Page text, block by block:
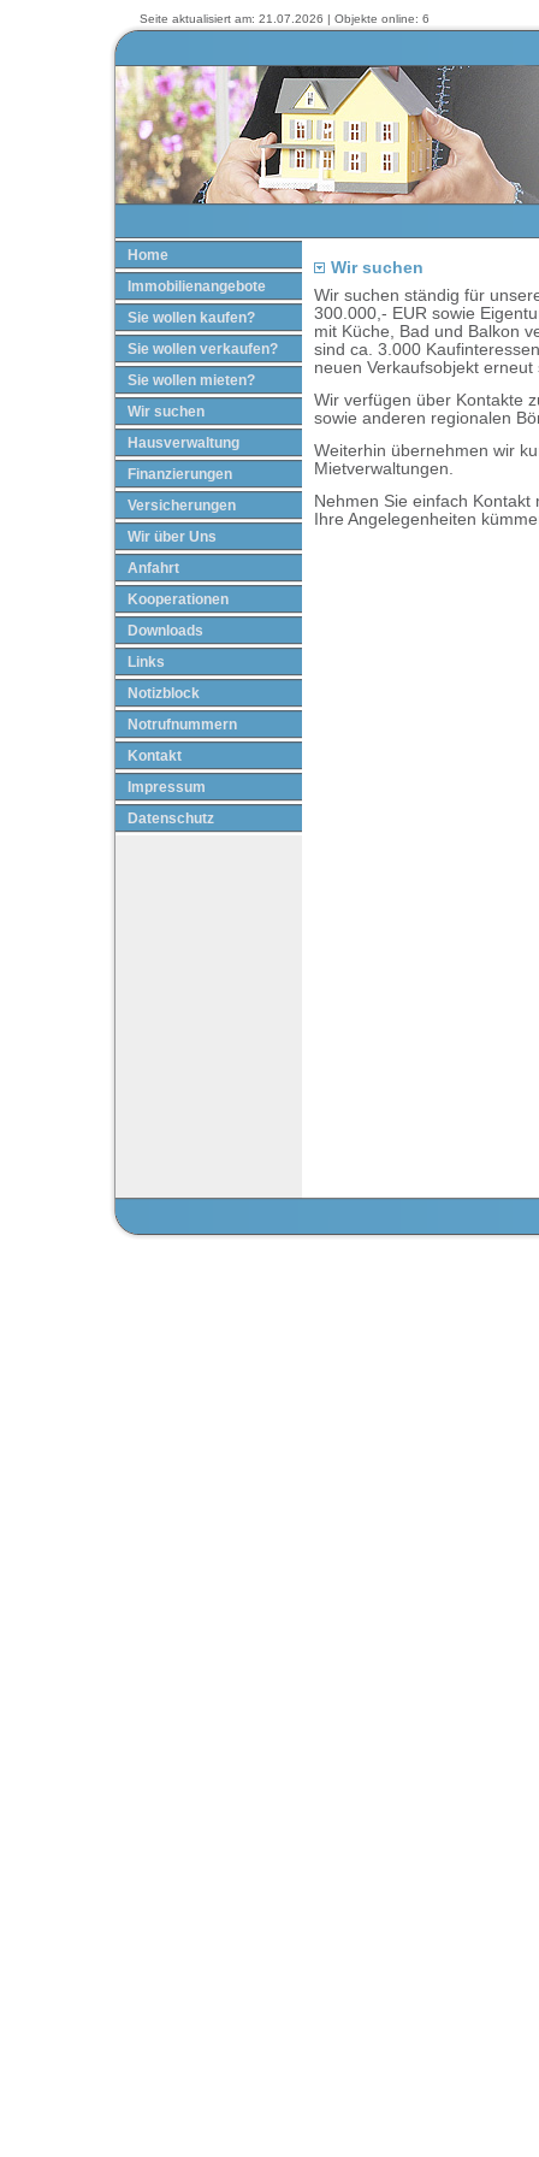
Seite aktualisiert am: 21.07.2026 | Objekte online: 6
Home
Immobilienangebote
Sie wollen kaufen?
Sie wollen verkaufen?
Sie wollen mieten?
Wir suchen
Hausverwaltung
Finanzierungen
Versicherungen
Wir über Uns
Anfahrt
Kooperationen
Downloads
Links
Notizblock
Notrufnummern
Kontakt
Impressum
Datenschutz
Wir suchen
Wir suchen ständig für
300.000,- EUR sowie
mit Küche, Bad und Balkon
sind ca. 3.000
neuen Verkaufsobjekt
Wir verfügen über Kontakte
sowie anderen regionalen
Weiterhin übernehmen wir
Mietverwaltungen.
Nehmen Sie einfach
Ihre Angelegenheiten